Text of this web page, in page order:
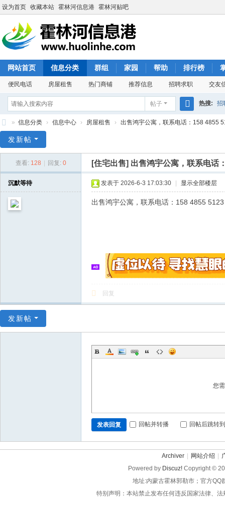
设为首页 收藏本站 霍林河信息港 霍林河贴吧
网站首页 信息分类 群组 家园 帮助 排行榜
便民电话 房屋租售 热门商铺 推荐信息 招聘求职 交友
帖子
搜
热搜: 招
林
» 信息分类 › 信息中心 › 房屋租售 › 出售鸿宇公寓，联系电话：158 4855
发新帖
查看: 128 回复: 0 [住宅出售] 出售鸿宇公寓，联系电话
沉默等待 发表于 2026-6-3 17:03:30 显示全部楼层
出售鸿宇公寓，联系电话：158 4855 5123
回复
发新帖
您
发表回复 回帖并转播 回帖后跳转
Archiver 网站介绍
Powered by Discuz! Copyright ©
地址:内蒙古霍林郭勒市；官方QQ
特别声明：本站禁止发布任何违反国家法律、